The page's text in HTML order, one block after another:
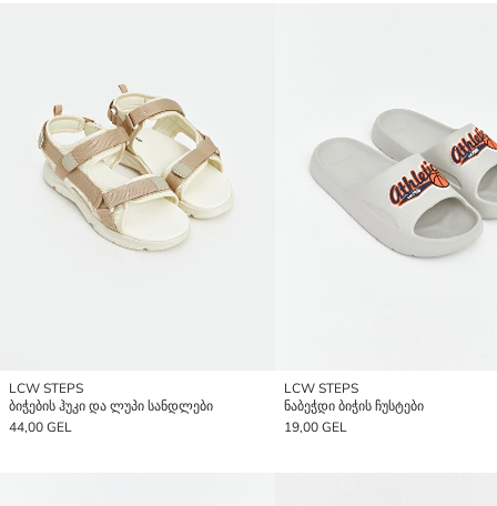
LCW STEPS
ბიჭების ჰუკი და ლუპი სანდლები
44,00 GEL
LCW STEPS
ნაბეჭდი ბიჭის ჩუსტები
19,00 GEL